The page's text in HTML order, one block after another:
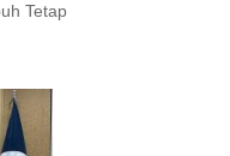
Tetap